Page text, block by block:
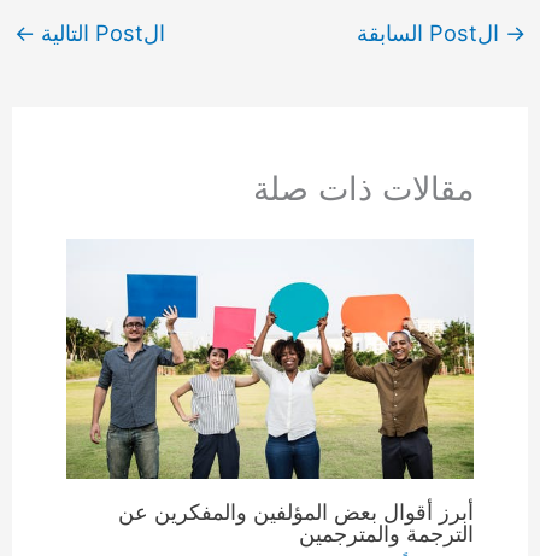
→ الPost السابقة الPost التالية ←
مقالات ذات صلة
أبرز أقوال بعض المؤلفين والمفكرين عن
الترجمة والمترجمين